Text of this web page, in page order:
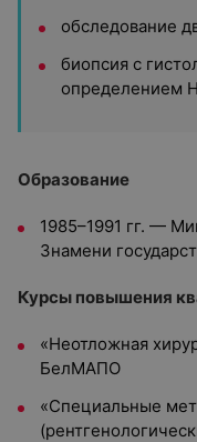
обследование
биопсия с
определением
Образование
1985–1991 гг. —
Знамени
Курсы повышения
«Неотложная
БелМАПО
«Специальные